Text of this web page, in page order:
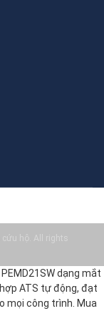
hộ. All rights
dạng mắt
ATS tự động, đạt
mọi công trình. Mua